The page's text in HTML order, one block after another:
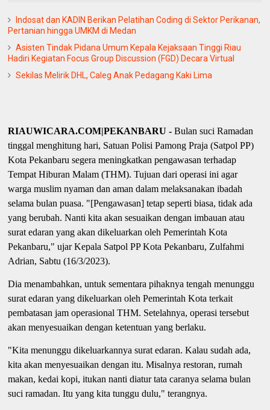
Indosat dan KADIN Berikan Pelatihan Coding di Sektor Perikanan,
Pertanian hingga UMKM di Medan
Asisten Tindak Pidana Umum Kepala Kejaksaan Tinggi Riau
Hadiri Kegiatan Focus Group Discussion (FGD) Decara Virtual
Sekilas Melirik DHL, Caleg Anak Pedagang Kaki Lima
RIAUWICARA.COM|PEKANBARU -Bulan suci Ramadan
tinggal menghitung hari, Satuan Polisi Pamong Praja (Satpol PP)
Kota Pekanbaru segera meningkatkan pengawasan terhadap
Tempat Hiburan Malam (THM). Tujuan dari operasi ini agar
warga muslim nyaman dan aman dalam melaksanakan ibadah
selama bulan puasa. "[Pengawasan] tetap seperti biasa, tidak ada
yang berubah. Nanti kita akan sesuaikan dengan imbauan atau
surat edaran yang akan dikeluarkan oleh Pemerintah Kota
Pekanbaru," ujar Kepala Satpol PP Kota Pekanbaru, Zulfahmi
Adrian, Sabtu (16/3/2023).
Dia menambahkan, untuk sementara pihaknya tengah menunggu
surat edaran yang dikeluarkan oleh Pemerintah Kota terkait
pembatasan jam operasional THM. Setelahnya, operasi tersebut
akan menyesuaikan dengan ketentuan yang berlaku.
"Kita menunggu dikeluarkannya surat edaran. Kalau sudah ada,
kita akan menyesuaikan dengan itu. Misalnya restoran, rumah
makan, kedai kopi, itukan nanti diatur tata caranya selama bulan
suci ramadan. Itu yang kita tunggu dulu," terangnya.